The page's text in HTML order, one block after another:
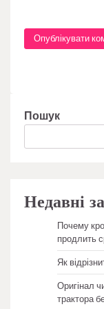
Пошук
Недавні
Почему
продлить
Як
Оригінал
трактора